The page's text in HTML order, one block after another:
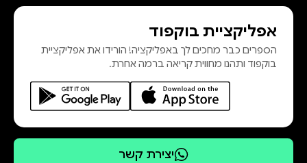
למאבק המוליד יופי ואמת. מוצא אל
העולם הוא ספר שיריו השני של משה ע
אפליקציית בוקפוד
הספרים כבר מחכים לך באפליקציה! הורידו את אפליקציית
בוקפוד ותהנו מחווית קריאה ברמה אחרת.
יצירת קשר